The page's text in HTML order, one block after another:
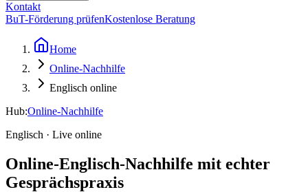
Kontakt
BuT-Förderung prüfenKostenlose Beratung
Home
Online-Nachhilfe
Englisch online
Hub:Online-Nachhilfe
Englisch · Live online
Online-Englisch-Nachhilfe mit echter
Gesprächspraxis